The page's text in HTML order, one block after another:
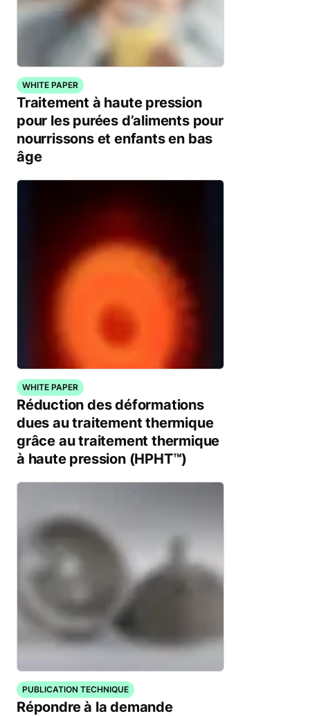
WHITE PAPER
Traitement à haute pression
pour les purées d’aliments pour
nourrissons et enfants en bas
âge
WHITE PAPER
Réduction des déformations
dues au traitement thermique
grâce au traitement thermique
à haute pression (HPHT™)
PUBLICATION TECHNIQUE
Répondre à la demande